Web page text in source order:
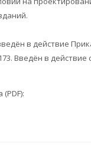
в действие
Введён в действие